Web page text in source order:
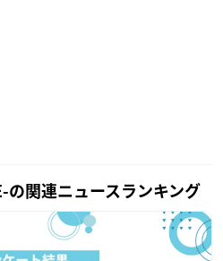
の関連ニュースランキング